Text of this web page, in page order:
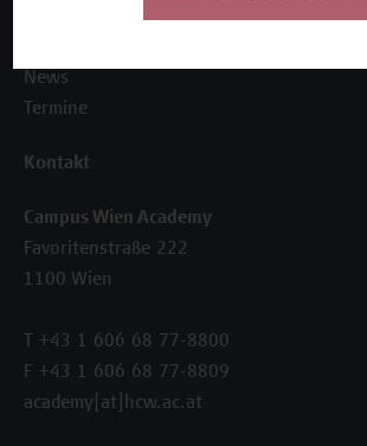
Referenzen und Partner*innen
News
Termine
Kontakt
Campus Wien Academy
Favoritenstraße 222
1100 Wien
T +43 1 606 68 77-8800
F +43 1 606 68 77-8809
academy[at]hcw.ac.at